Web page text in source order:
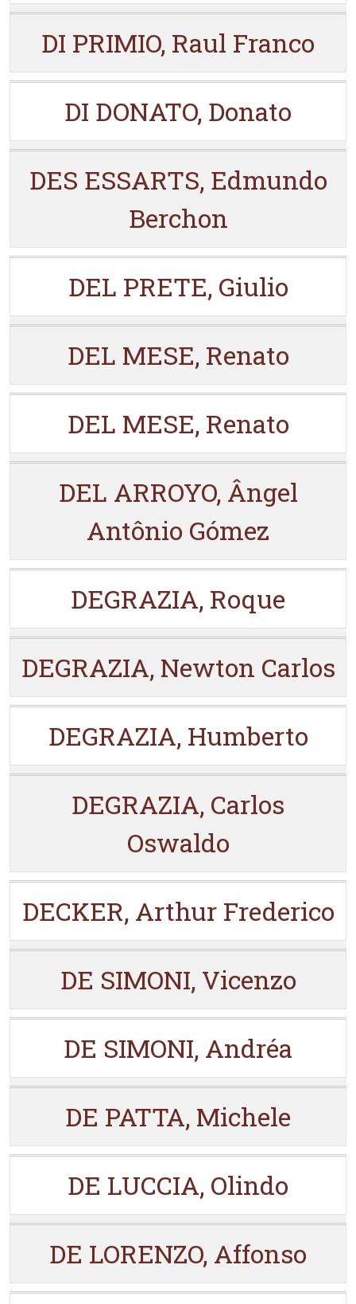
DI PRIMIO, Raul Franco
DI DONATO, Donato
DES ESSARTS, Edmundo
Berchon
DEL PRETE, Giulio
DEL MESE, Renato
DEL MESE, Renato
DEL ARROYO, Ângel
Antônio Gómez
DEGRAZIA, Roque
DEGRAZIA, Newton Carlos
DEGRAZIA, Humberto
DEGRAZIA, Carlos
Oswaldo
DECKER, Arthur Frederico
DE SIMONI, Vicenzo
DE SIMONI, Andréa
DE PATTA, Michele
DE LUCCIA, Olindo
DE LORENZO, Affonso